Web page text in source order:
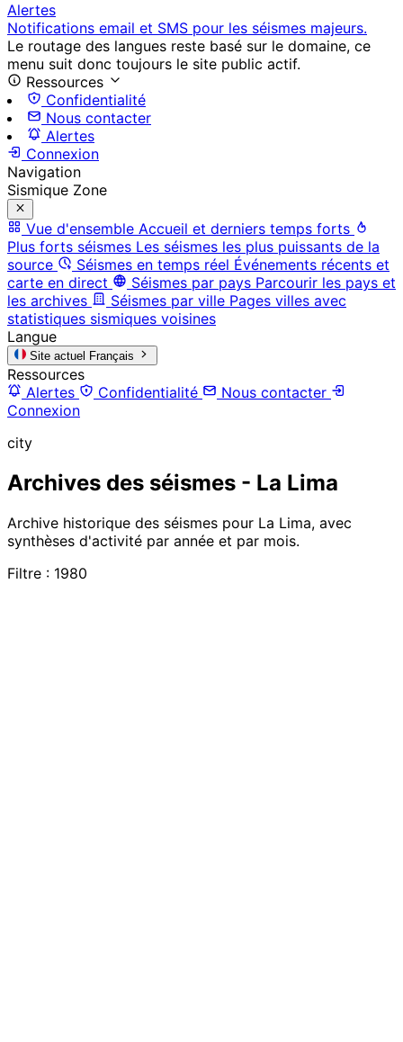
Alertes
Notifications email et SMS pour les séismes majeurs.
Le routage des langues reste basé sur le domaine, ce
menu suit donc toujours le site public actif.
Ressources
Confidentialité
Nous contacter
Alertes
Connexion
Navigation
Sismique Zone
Vue d'ensemble Accueil et derniers temps forts
Plus forts séismes Les séismes les plus puissants de la
source
Séismes en temps réel Événements récents et
carte en direct
Séismes par pays Parcourir les pays et
les archives
Séismes par ville Pages villes avec
statistiques sismiques voisines
Langue
Site actuel Français
Ressources
Alertes
Confidentialité
Nous contacter
Connexion
city
Archives des séismes - La Lima
Archive historique des séismes pour La Lima, avec
synthèses d'activité par année et par mois.
Filtre : 1980